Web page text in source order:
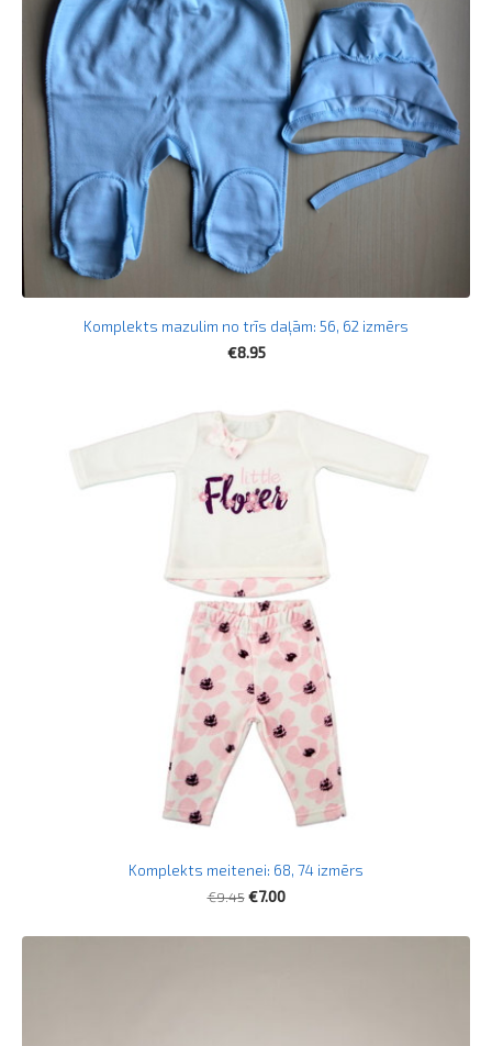
Komplekts mazulim no trīs daļām: 56, 62 izmērs
€8.95
Komplekts meitenei: 68, 74 izmērs
€9.45 €7.00